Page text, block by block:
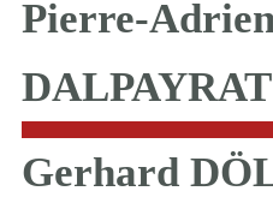
Pierre-
DALPAYRAT
Gerhard